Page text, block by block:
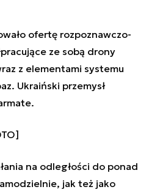
ofertę rozpoznawczo-
ze sobą drony
z elementami systemu
Ukraiński przemysł
na odległości do ponad
jak też jako